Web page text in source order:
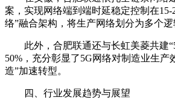
案，实现网络端到端时延稳定控制在
络”融合架构，将生产网络划分为多个
此外，合肥联通还与长虹美菱共建
50%，充分彰显了5G网络对制造业生
造”加速转型。
四、行业发展趋势与展望